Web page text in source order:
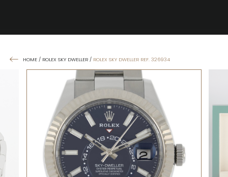
HOME / ROLEX SKY DWELLER / ROLEX SKY DWELLER REF. 326934